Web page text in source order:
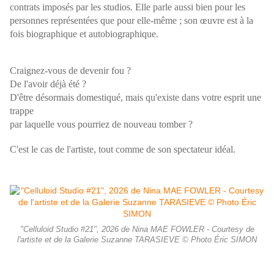
contrats imposés par les studios. Elle parle aussi bien pour les
personnes représentées que pour elle-même ; son œuvre est à la
fois biographique et autobiographique.
Craignez-vous de devenir fou ?
De l'avoir déjà été ?
D'être désormais domestiqué, mais qu'existe dans votre esprit une
trappe
par laquelle vous pourriez de nouveau tomber ?
C'est le cas de l'artiste, tout comme de son spectateur idéal.
"Celluloid Studio #21", 2026 de Nina MAE FOWLER - Courtesy de
l'artiste et de la Galerie Suzanne TARASIEVE © Photo Éric SIMON